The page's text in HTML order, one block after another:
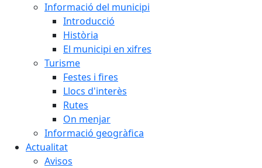
Informació del municipi
Introducció
Història
El municipi en xifres
Turisme
Festes i fires
Llocs d'interès
Rutes
On menjar
Informació geogràfica
Actualitat
Avisos